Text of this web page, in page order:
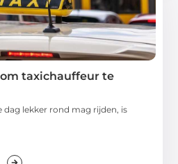
taxichauffeur te
dag lekker rond mag rijden, is